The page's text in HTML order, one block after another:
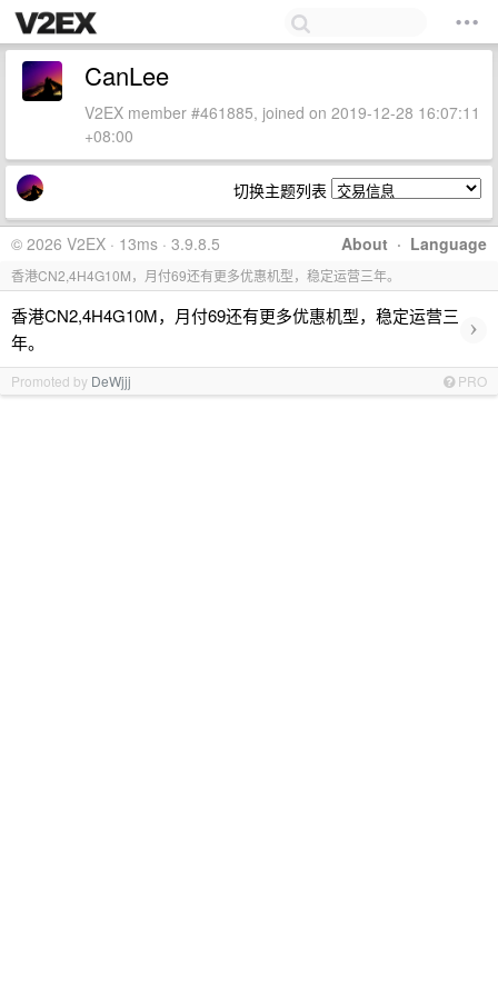
CanLee
V2EX member #461885, joined on 2019-12-28 16:07:11
+08:00
切换主题列表
About · Language
© 2026 V2EX · 13ms · 3.9.8.5
香港CN2,4H4G10M，月付69还有更多优惠机型，稳定运营三年。
香港CN2,4H4G10M，月付69还有更多优惠机型，稳定运营三
年。
›
Promoted by DeWjjj PRO